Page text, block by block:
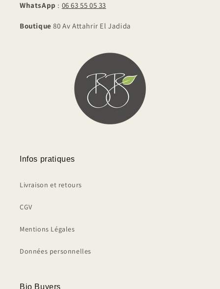
WhatsApp : 06 63 55 05 33
Boutique 80 Av Attahrir El Jadida
Infos pratiques
Livraison et retours
CGV
Mentions Légales
Données personnelles
Bio Buyers